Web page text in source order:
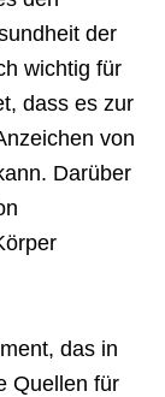
der
wichtig für
dass es zur
von
Darüber
das in
Quellen für